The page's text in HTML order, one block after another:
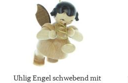
Uhlig Engel schwebend mit